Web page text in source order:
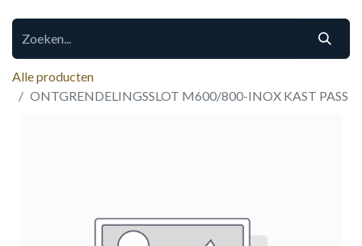
Alle producten
ONTGRENDELINGSSLOT M600/800-INOX KAST PASS